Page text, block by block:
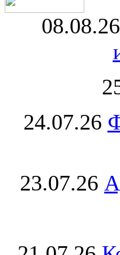
08.08.26
24.07.26
23.07.26